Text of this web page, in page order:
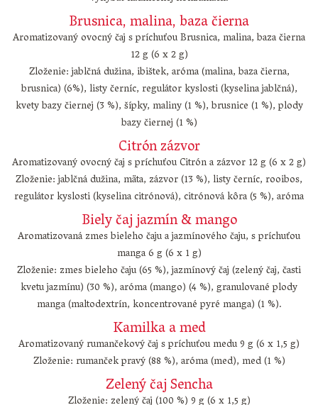
Brusnica, malina, baza čierna
Aromatizovaný ovocný čaj s príchuťou Brusnica, malina, baza čierna
12 g (6 x 2 g)
Zloženie: jablčná dužina, ibištek, aróma (malina, baza čierna,
brusnica) (6%), listy černíc, regulátor kyslosti (kyselina jablčná),
kvety bazy čiernej (3 %), šípky, maliny (1 %), brusnice (1 %), plody
bazy čiernej (1 %)
Citrón zázvor
Aromatizovaný ovocný čaj s príchuťou Citrón a zázvor 12 g (6 x 2 g)
Zloženie: jablčná dužina, mäta, zázvor (13 %), listy černíc, rooibos,
regulátor kyslosti (kyselina citrónová), citrónová kôra (5 %), aróma
Biely čaj jazmín & mango
Aromatizovaná zmes bieleho čaju a jazmínového čaju, s príchuťou
manga 6 g (6 x 1 g)
Zloženie: zmes bieleho čaju (65 %), jazmínový čaj (zelený čaj, časti
kvetu jazmínu) (30 %), aróma (mango) (4 %), granulované plody
manga (maltodextrín, koncentrované pyré manga) (1 %).
Kamilka a med
Aromatizovaný rumančekový čaj s príchuťou medu 9 g (6 x 1,5 g)
Zloženie: rumanček pravý (88 %), aróma (med), med (1 %)
Zelený čaj Sencha